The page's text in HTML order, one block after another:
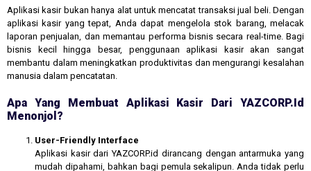
Aplikasi kasir bukan hanya alat untuk mencatat transaksi jual beli. Dengan
aplikasi kasir yang tepat, Anda dapat mengelola stok barang, melacak
laporan penjualan, dan memantau performa bisnis secara real-time. Bagi
bisnis kecil hingga besar, penggunaan aplikasi kasir akan sangat
membantu dalam meningkatkan produktivitas dan mengurangi kesalahan
manusia dalam pencatatan.
Apa Yang Membuat Aplikasi Kasir Dari YAZCORP.id
Menonjol?
User-Friendly Interface
Aplikasi kasir dari YAZCORP.id dirancang dengan antarmuka yang
mudah dipahami, bahkan bagi pemula sekalipun. Anda tidak perlu